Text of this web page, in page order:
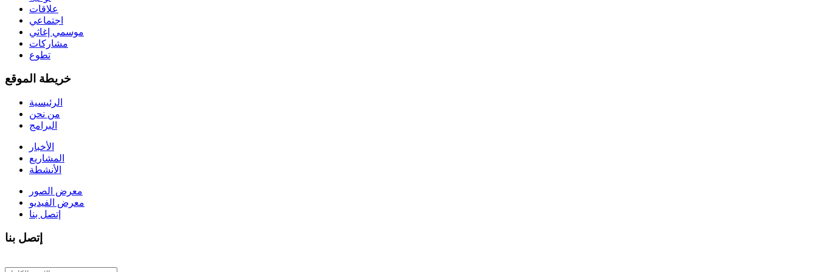
علاقات
اجتماعي
موسمي إغاثي
مشاركات
تطوع
خريطة الموقع
الرئيسية
من نحن
البرامج
الأخبار
المشاريع
الأنشطة
معرض الصور
معرض الفيديو
إتصل بنا
إتصل بنا